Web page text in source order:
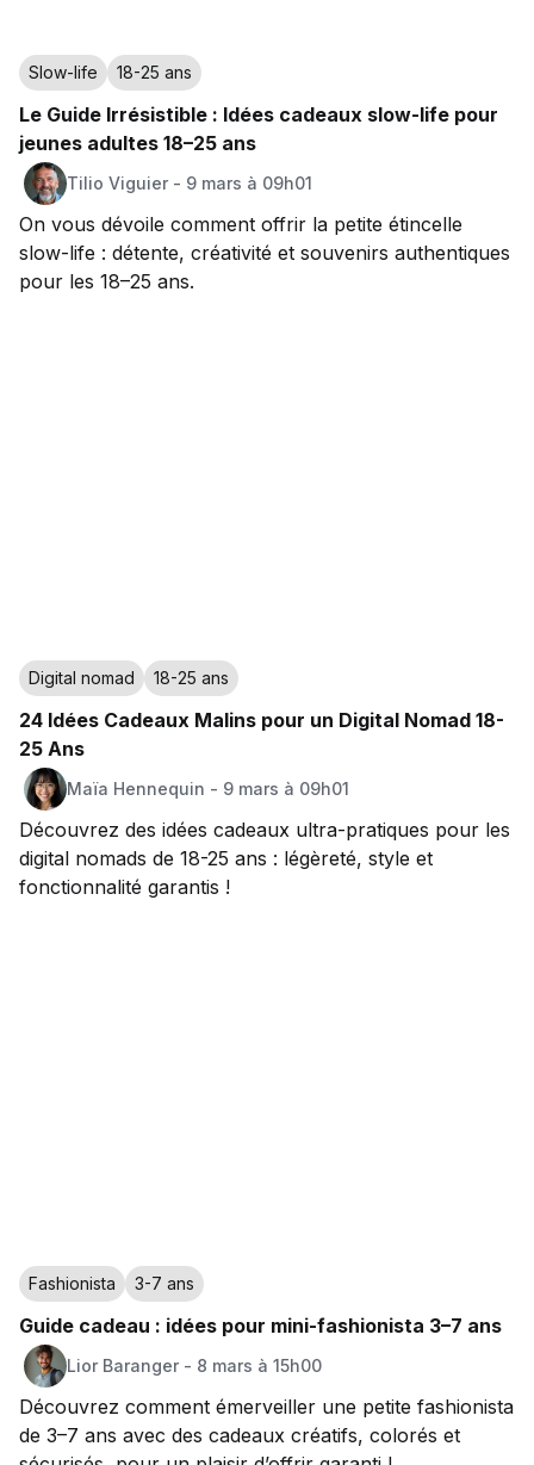
Slow-life 18-25 ans
Le Guide Irrésistible : Idées cadeaux slow-life pour
jeunes adultes 18–25 ans
Tilio Viguier - 9 mars à 09h01
On vous dévoile comment offrir la petite étincelle
slow-life : détente, créativité et souvenirs authentiques
pour les 18–25 ans.
Digital nomad 18-25 ans
24 Idées Cadeaux Malins pour un Digital Nomad 18-
25 Ans
Maïa Hennequin - 9 mars à 09h01
Découvrez des idées cadeaux ultra-pratiques pour les
digital nomads de 18-25 ans : légèreté, style et
fonctionnalité garantis !
Fashionista 3-7 ans
Guide cadeau : idées pour mini-fashionista 3–7 ans
Lior Baranger - 8 mars à 15h00
Découvrez comment émerveiller une petite fashionista
de 3–7 ans avec des cadeaux créatifs, colorés et